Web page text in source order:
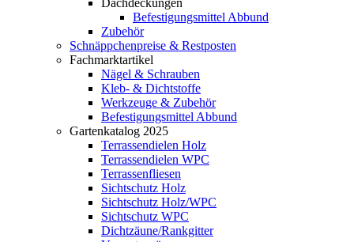
Dachdeckungen
Befestigungsmittel Abbund
Zubehör
Schnäppchenpreise & Restposten
Fachmarktartikel
Nägel & Schrauben
Kleb- & Dichtstoffe
Werkzeuge & Zubehör
Befestigungsmittel Abbund
Gartenkatalog 2025
Terrassendielen Holz
Terrassendielen WPC
Terrassenfliesen
Sichtschutz Holz
Sichtschutz Holz/WPC
Sichtschutz WPC
Dichtzäune/Rankgitter